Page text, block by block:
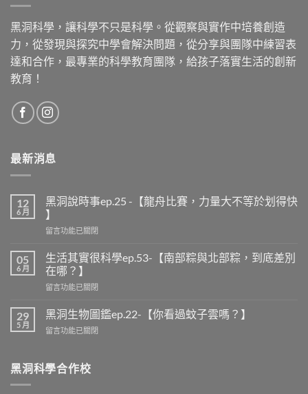
黑洞科學，讓科學不只是科學。從觀察與實作中培養創造
力，從發現與探究中學會解決問題，從分享與團隊中練習表
達和合作，最專業的科學教育團隊，給孩子落實生活的創新
教育！
最新消息
12
6 月
黑洞說時事ep.25 -【龍舟比賽，力量大不等於划得快
】
在
洞
說
時
事
-
舟
力
留言功能已關閉
05
6 月
生活其實很科學ep.53-【南部粽與北部粽，到底差別
在哪？】
在
活
其
實
學
留言功能已關閉
29
5 月
黑洞生物圖鑑ep.22-【你看過蚊子雲嗎？】
在
生
物
留言功能已關閉
黑洞科學合作校